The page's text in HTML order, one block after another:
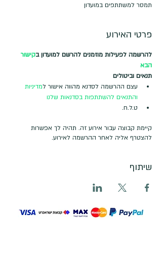
תמסר למשתתפים במועדון
פרטי האירוע
להרשמה לפעילות מוזמנים להרשם למועדון בקישור
הבא
תנאים וביטולים
עצם ההרשמה לסדנא מהווה אישור למדיניות
והתנאים להשתתפות בסדנאות שלנו
ט.ל.ח.
קיימת קבוצה עבור אירוע זה. תהיה לך אפשרות
להצטרף אליה לאחר ההרשמה לאירוע.
שיתוף